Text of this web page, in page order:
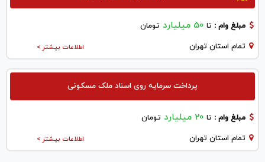
مبلغ وام : تا 50 میلیارد تومان
اطلاعات بیشتر > تمام استان تهران
پرداخت سرمایه روی اسناد ملک مسکونی
مبلغ وام : تا 20 میلیارد تومان
اطلاعات بیشتر > تمام استان تهران